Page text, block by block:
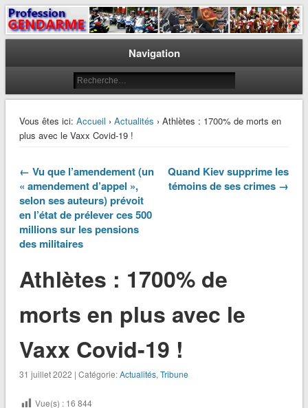
Profession Gendarme
Le journal des gendarmes
Navigation
Vous êtes ici: Accueil › Actualités › Athlètes : 1700% de morts en
plus avec le Vaxx Covid-19 !
← Vu que l’amendement (un
« amendement d’appel »,
selon ses auteurs) prévoit
en l’état de prélever ces 500
millions sur les pensions
des militaires
Quand Kiev supprime les
témoins de ses crimes →
Athlètes : 1700% de
morts en plus avec le
Vaxx Covid-19 !
31 juillet 2022 | Catégorie:Actualités, Tribune
Vue(s) : 16 844